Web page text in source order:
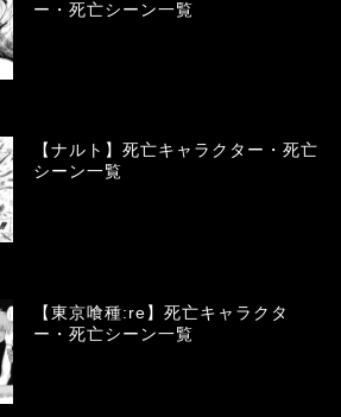
ー・死亡シーン一覧
【ナルト】死亡キャラクター・死亡
シーン一覧
【東京喰種:re】死亡キャラクタ
ー・死亡シーン一覧